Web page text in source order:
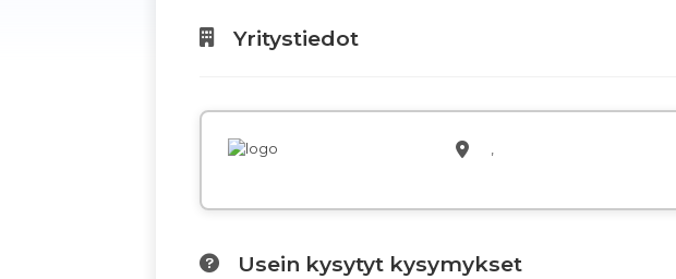
Yritystiedot
,
Usein kysytyt kysymykset